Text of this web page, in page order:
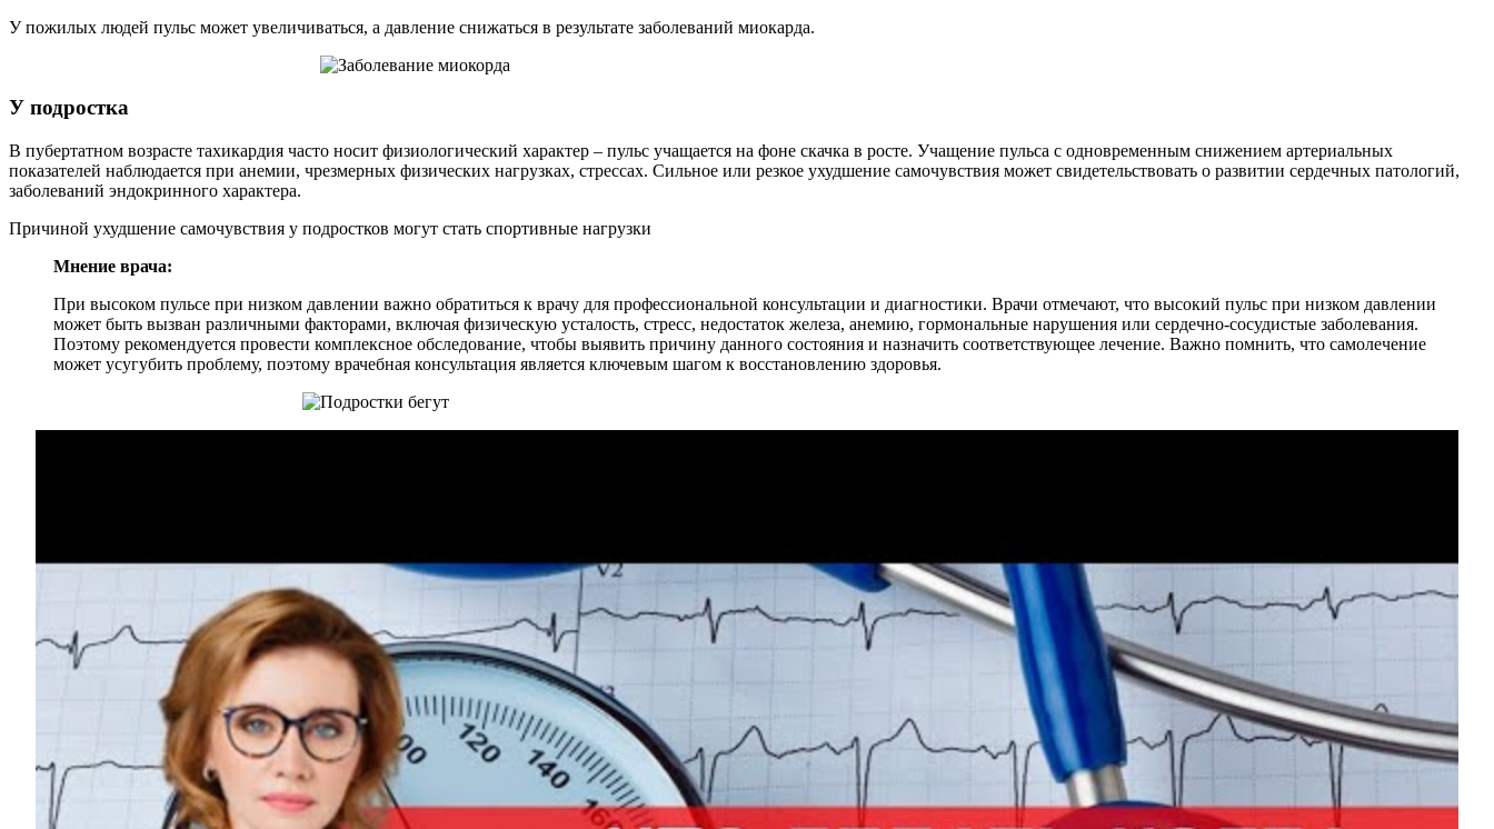
У пожилых людей пульс может увеличиваться, а давление снижаться в результате заболеваний миокарда.
У подростка
В пубертатном возрасте тахикардия часто носит физиологический характер – пульс учащается на фоне скачка в росте. Учащение пульса с одновременным снижением артериальных
показателей наблюдается при анемии, чрезмерных физических нагрузках, стрессах. Сильное или резкое ухудшение самочувствия может свидетельствовать о развитии сердечных патологий,
заболеваний эндокринного характера.
Причиной ухудшение самочувствия у подростков могут стать спортивные нагрузки
Мнение врача:
При высоком пульсе при низком давлении важно обратиться к врачу для профессиональной консультации и диагностики. Врачи отмечают, что высокий пульс при низком давлении
может быть вызван различными факторами, включая физическую усталость, стресс, недостаток железа, анемию, гормональные нарушения или сердечно-сосудистые заболевания.
Поэтому рекомендуется провести комплексное обследование, чтобы выявить причину данного состояния и назначить соответствующее лечение. Важно помнить, что самолечение
может усугубить проблему, поэтому врачебная консультация является ключевым шагом к восстановлению здоровья.